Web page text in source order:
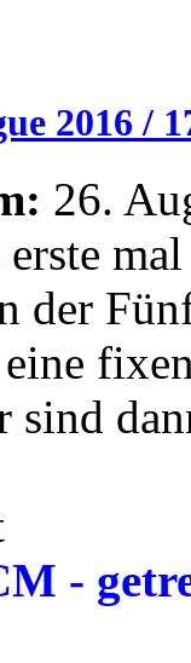
2016 /
26.
der
sind
-